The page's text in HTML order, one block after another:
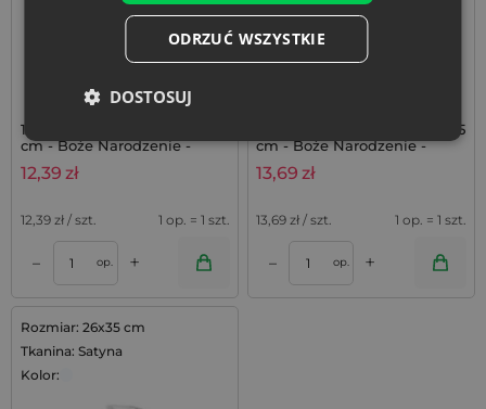
1 szt. Worek satynowy 26 x 35
cm - Boże Narodzenie -
Choinka
12,39 zł
12,39 zł / szt. 1 op. = 1 szt.
– op. +
1 szt. Worek satynowy 26 x 35
cm - Boże Narodzenie -
Dzwonki
13,69 zł
13,69 zł / szt. 1 op. = 1 szt.
– op. +
Rozmiar: 26x35 cm
Tkanina: Satyna
Kolor:
ODRZUĆ WSZYSTKIE
DOSTOSUJ